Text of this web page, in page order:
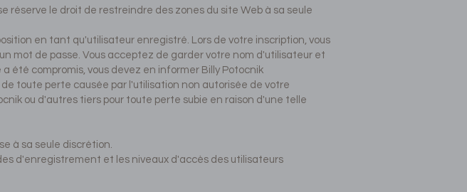
réserve le droit de restreindre des zones du site Web à sa seule
en tant qu'utilisateur enregistré. Lors de votre inscription, vous
mot de passe. Vous acceptez de garder votre nom d'utilisateur et
été compromis, vous devez en informer Billy Potocnik
de toute perte causée par l'utilisation non autorisée de votre
ou d'autres tiers pour toute perte subie en raison d'une telle
à sa seule discrétion.
d'enregistrement et les niveaux d'accès des utilisateurs